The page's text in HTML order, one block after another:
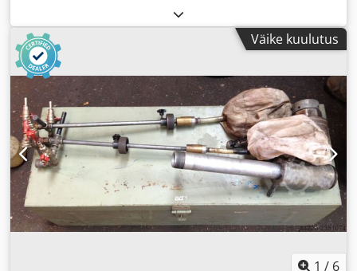
Väike kuulutus
1 / 6